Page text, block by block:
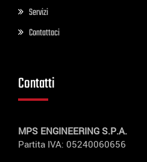
Servizi
Contattaci
Contatti
MPS ENGINEERING S.P.A.
Partita IVA: 05240060656